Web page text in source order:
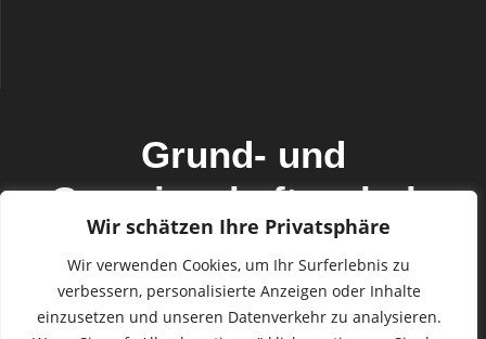
Wir schätzen Ihre Privatsphäre
Wir verwenden Cookies, um Ihr Surferlebnis zu
verbessern, personalisierte Anzeigen oder Inhalte
einzusetzen und unseren Datenverkehr zu analysieren.
Grund- und
Gemeinschaftsschule
Mildstedt mit den
Außenstellen Horstedt